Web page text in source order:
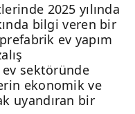
2025 yılında
bilgi veren bir
ev yapım
sektöründe
ekonomik ve
uyandıran bir